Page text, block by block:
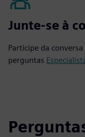
Junte-se à
Participe da
perguntas